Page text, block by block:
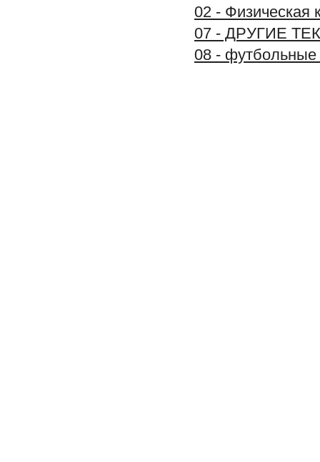
02 - Физическая
07 - ДРУГИЕ
08 -